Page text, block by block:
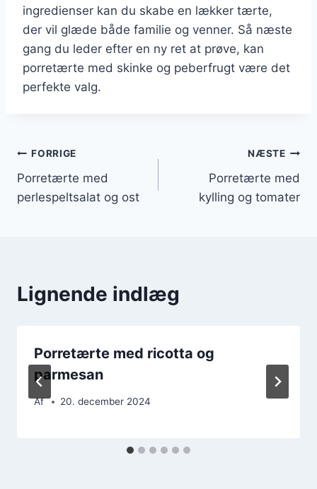
ingredienser kan du skabe en lækker tærte,
der vil glæde både familie og venner. Så næste
gang du leder efter en ny ret at prøve, kan
porretærte med skinke og peberfrugt være det
perfekte valg.
Indlægsnavigation
FORRIGE
Porretærte med
perlespeltsalat og ost
NÆSTE
Porretærte med
kylling og tomater
Lignende indlæg
Porretærte med ricotta og
parmesan
Af 20. december 2024